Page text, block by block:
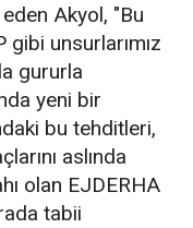
Akyol, "Bu
unsurlarımız
gururla
yeni bir
bu tehditleri,
aslında
olan EJDERHA
tabii